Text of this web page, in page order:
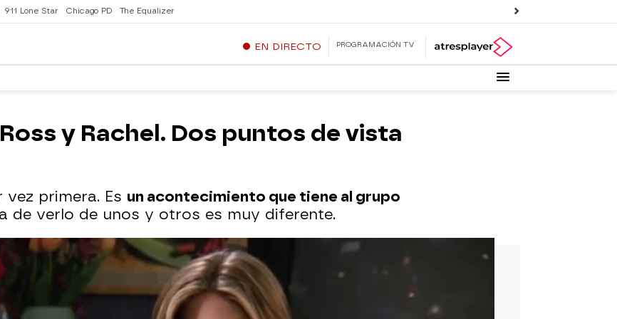
911 Lone Star Chicago PD The Equalizer
EN DIRECTO PROGRAMACIÓN TV
y Rachel. Dos puntos de vista
primera. Es un acontecimiento que tiene al grupo
de verlo de unos y otros es muy diferente.